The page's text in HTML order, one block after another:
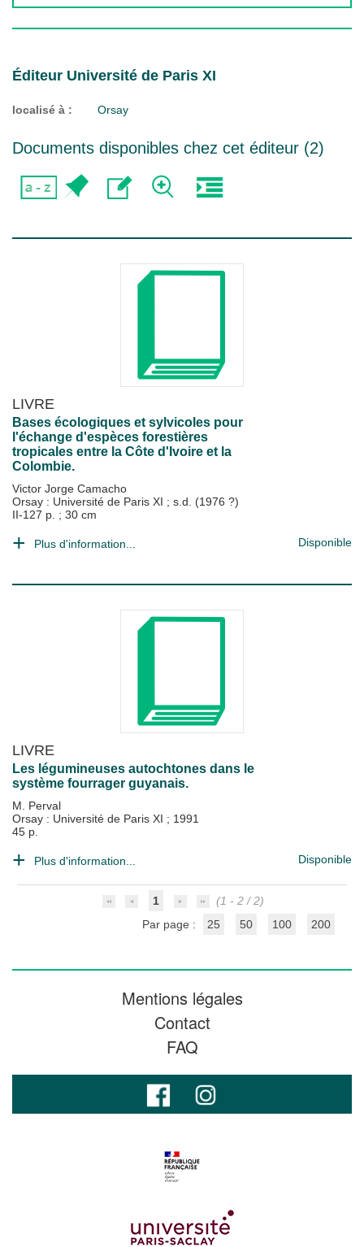
Éditeur Université de Paris XI
localisé à : Orsay
Documents disponibles chez cet éditeur (2)
LIVRE
Bases écologiques et sylvicoles pour
l'échange d'espèces forestières
tropicales entre la Côte d'Ivoire et la
Colombie.
Victor Jorge Camacho
Orsay : Université de Paris XI ; s.d. (1976 ?)
II-127 p. ; 30 cm
Plus d'information... Disponible
LIVRE
Les légumineuses autochtones dans le
système fourrager guyanais.
M. Perval
Orsay : Université de Paris XI ; 1991
45 p.
Plus d'information... Disponible
1
(1 - 2 / 2)
Par page :
25 50 100 200
Mentions légales
Contact
FAQ